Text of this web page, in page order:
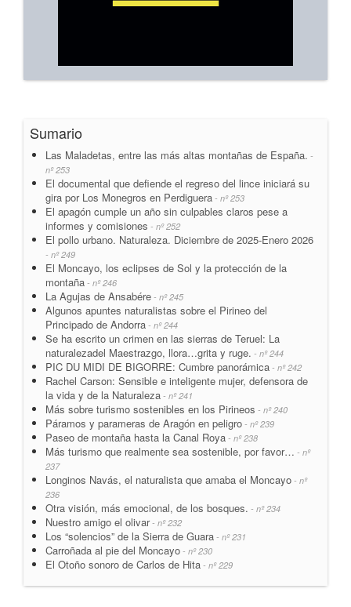
Sumario
Las Maladetas, entre las más altas montañas de España. -
nº 253
El documental que defiende el regreso del lince iniciará su
gira por Los Monegros en Perdiguera - nº 253
El apagón cumple un año sin culpables claros pese a
informes y comisiones - nº 252
El pollo urbano. Naturaleza. Diciembre de 2025-Enero 2026
- nº 249
El Moncayo, los eclipses de Sol y la protección de la
montaña - nº 246
La Agujas de Ansabére - nº 245
Algunos apuntes naturalistas sobre el Pirineo del
Principado de Andorra - nº 244
Se ha escrito un crimen en las sierras de Teruel: La
naturalezadel Maestrazgo, llora…grita y ruge. - nº 244
PIC DU MIDI DE BIGORRE: Cumbre panorámica - nº 242
Rachel Carson: Sensible e inteligente mujer, defensora de
la vida y de la Naturaleza - nº 241
Más sobre turismo sostenibles en los Pirineos - nº 240
Páramos y parameras de Aragón en peligro - nº 239
Paseo de montaña hasta la Canal Roya - nº 238
Más turismo que realmente sea sostenible, por favor… - nº
237
Longinos Navás, el naturalista que amaba el Moncayo - nº
236
Otra visión, más emocional, de los bosques. - nº 234
Nuestro amigo el olivar- nº 232
Los “solencios” de la Sierra de Guara - nº 231
Carroñada al pie del Moncayo - nº 230
El Otoño sonoro de Carlos de Hita - nº 229